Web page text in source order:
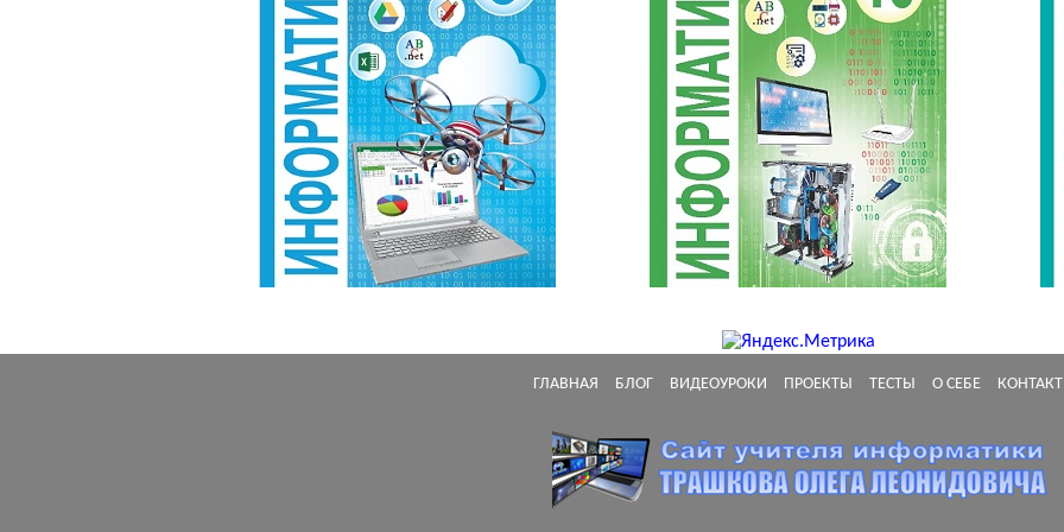
ГЛАВНАЯ БЛОГ ВИДЕОУРОКИ ПРОЕКТЫ ТЕСТЫ О СЕБЕ